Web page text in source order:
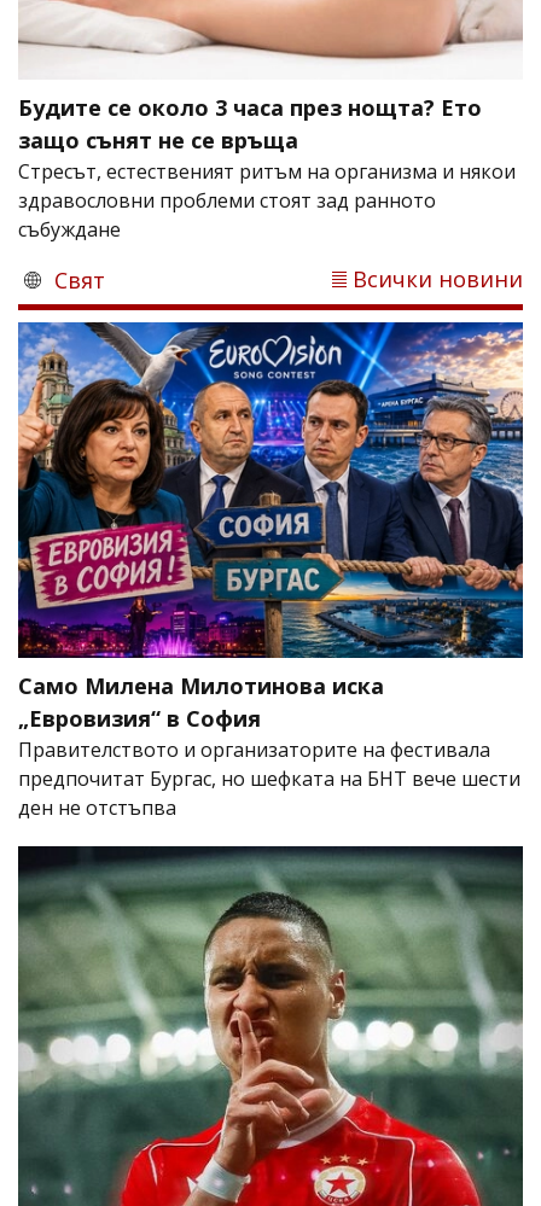
Будите се около 3 часа през нощта? Ето
защо сънят не се връща
Стресът, естественият ритъм на организма и някои
здравословни проблеми стоят зад ранното
събуждане
Свят Всички новини
Само Милена Милотинова иска
„Евровизия“ в София
Правителството и организаторите на фестивала
предпочитат Бургас, но шефката на БНТ вече шести
ден не отстъпва